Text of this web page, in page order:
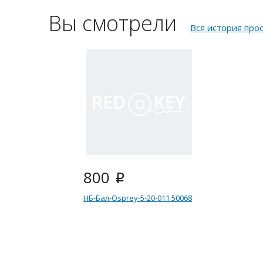
Вы смотрели Вся история
800 i
НБ-Бал-Osprey-5-20-011 50068